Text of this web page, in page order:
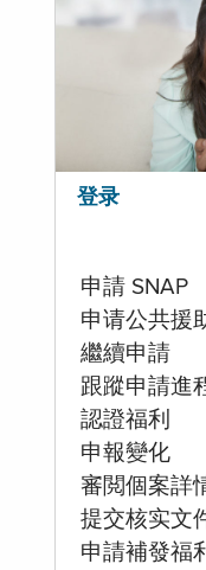
登录
申請 SNAP
申请公共援
繼續申請
跟蹤申請進
認證福利
申報變化
審閲個案詳
提交核实文
申請補發福